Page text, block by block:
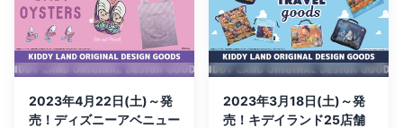
2023年4月22日(土)～発
売！ディズニーアベニュー
2023年3月18日(土)～発
売！キデイランド25店舗